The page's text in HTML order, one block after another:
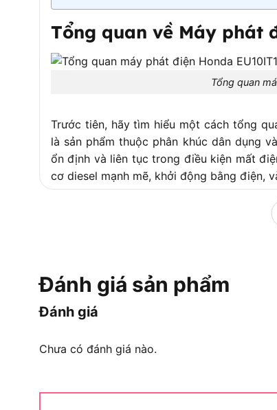
Tổng quan về Máy phát
Tổng quan
Trước tiên, hãy tìm hiểu một cách tổng
là sản phẩm thuộc phân khúc dân dụng
ổn định và liên tục trong điều kiện mất
cơ diesel mạnh mẽ, khởi động bằng điện,
Nhiên liệu: Diesel
Hệ thống khởi động: Đề điện
Thời gian hoạt động liên tục: ~8 tiếng
Đánh giá sản phẩm
Đánh giá
Chưa có đánh giá nào.